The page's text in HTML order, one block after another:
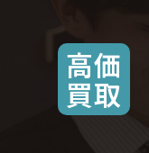
高価
買取